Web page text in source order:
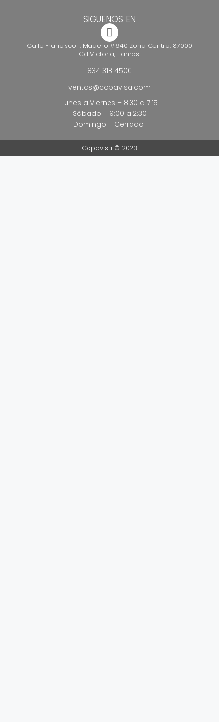
SIGUENOS EN
Calle Francisco I. Madero #940 Zona Centro, 87000
Cd Victoria, Tamps.
834 318 4500
ventas@copavisa.com
Lunes a Viernes – 8:30 a 7:15
Sábado – 9:00 a 2:30
Domingo – Cerrado
Copavisa © 2023